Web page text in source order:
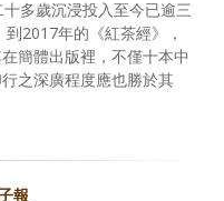
多歲沉浸投入至今已逾三
2017年的《紅茶經》，
簡體出版裡，不僅十本中
之深廣程度應也勝於其
報